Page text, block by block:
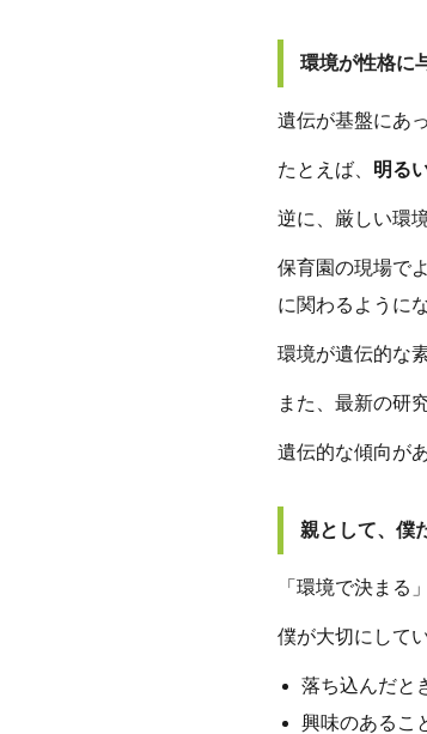
環境が性格に
遺伝が基盤にあ
たとえば、 明る
逆に、厳しい環
保育園の現場で
に関わるように
環境が遺伝的な
また、最新の研
遺伝的な傾向が
親として、僕
「環境で決まる
僕が大切にして
落ち込んだと
興味のあるこ